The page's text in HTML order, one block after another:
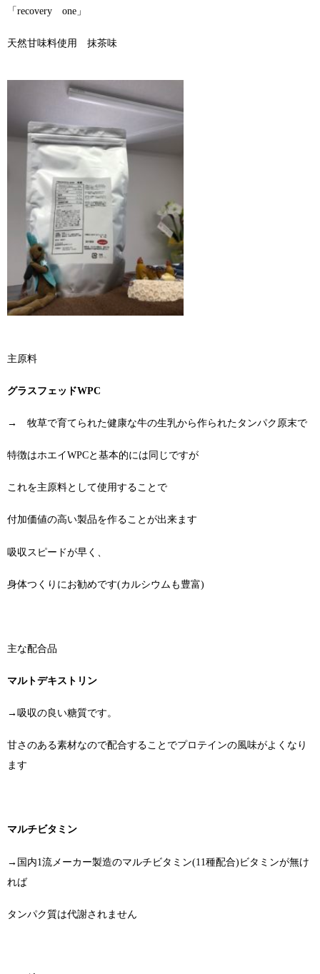
「recovery one」
天然甘味料使用 抹茶味
主原料
グラスフェッドWPC
→ 牧草で育てられた健康な牛の生乳から作られたタンパク原末で
特徴はホエイWPCと基本的には同じですが
これを主原料として使用することで
付加価値の高い製品を作ることが出来ます
吸収スピードが早く、
身体つくりにお勧めです(カルシウムも豊富)
主な配合品
マルトデキストリン
→吸収の良い糖質です。
甘さのある素材なので配合することでプロテインの風味がよくなり
ます
マルチビタミン
→国内1流メーカー製造のマルチビタミン(11種配合)ビタミンが無け
れば
タンパク質は代謝されません